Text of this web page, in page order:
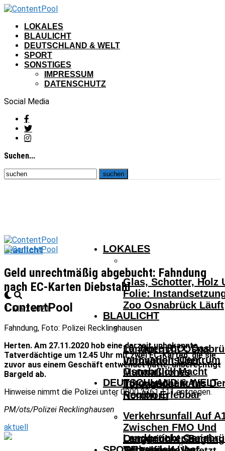
LOKALES
BLAULICHT
DEUTSCHLAND & WELT
SPORT
SONSTIGES
IMPRESSUM
DATENSCHUTZ
Social Media
Suchen...
ContentPool
LOKALES
Glas, Schotter, Holz
Folie:
Zoo Osnabrück Läuft
10 Jahre ICO: Das
InnovationsCentrum
Osnabrück Macht
Innovationen Aus
Region Erlebbar
Landgericht
BLAULICHT
Landgericht
Verhandelt Über
Mutmaßliches
Tötungsdelikt In
Nordhorn
Osnabrücker Beim
DEUTSCHLAND & WELT
Verkehrsunfall Auf
Zwischen FMO Und
Lengerich –
Blaulicht
Geld unrechtmäßig abgebucht: Fahndung
nach EC-Karten Diebstahl
1. März 2021
Fahndung, Foto: Polizei Recklinghausen
Herten. Am 27.11.2020 hob eine derzeit unbekannte
Tatverdächtige um 12.45 Uhr mit zwei EC-Karten, die sie
zuvor aus einem Geschäft entwendet hatte, unberechtigt
Bargeld ab.
Hinweise nimmt die Polizei unter 0800 2361 111 entgegen.
PM/ots/Polizei Recklinghausen
aktuell